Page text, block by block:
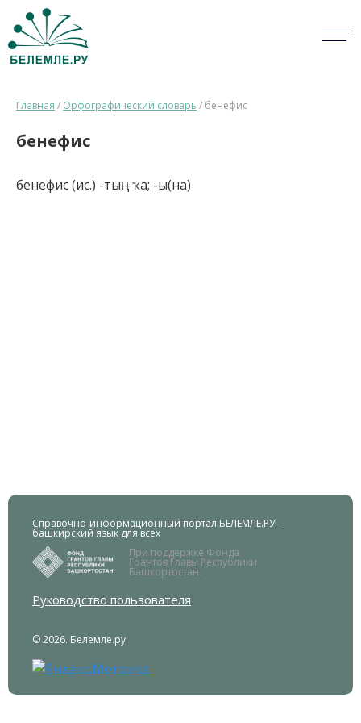
ОПРОС
СПРАВКА
Главная / Орфографический словарь / бенефис
бенефис
бенефис (ис.) -тың, -ҡа; -ы(на)
Справочно-информационный портал БЕЛЕМЛЕ.РУ –
башкирский язык для всех
При поддержке Фонда
Грантов Главы Республики
Башкортостан.
Руководство пользователя
© 2026. Белемле.ру